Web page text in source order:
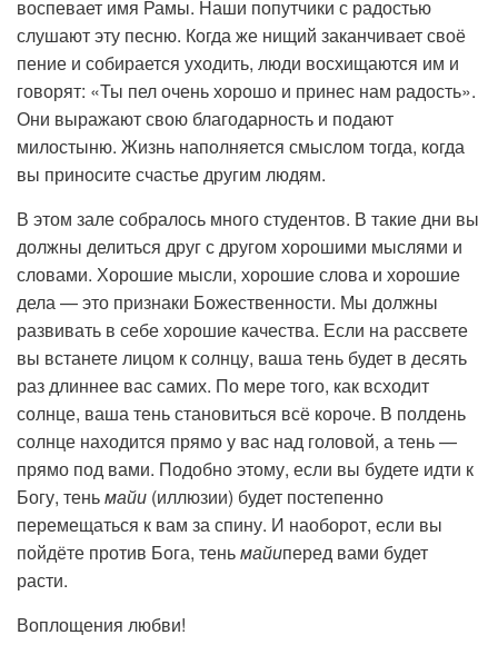
воспевает имя Рамы. Наши попутчики с радостью
слушают эту песню. Когда же нищий заканчивает своё
пение и собирается уходить, люди восхищаются им и
говорят: «Ты пел очень хорошо и принес нам радость».
Они выражают свою благодарность и подают
милостыню. Жизнь наполняется смыслом тогда, когда
вы приносите счастье другим людям.
В этом зале собралось много студентов. В такие дни вы
должны делиться друг с другом хорошими мыслями и
словами. Хорошие мысли, хорошие слова и хорошие
дела — это признаки Божественности. Мы должны
развивать в себе хорошие качества. Если на рассвете
вы встанете лицом к солнцу, ваша тень будет в десять
раз длиннее вас самих. По мере того, как всходит
солнце, ваша тень становиться всё короче. В полдень
солнце находится прямо у вас над головой, а тень —
прямо под вами. Подобно этому, если вы будете идти к
Богу, теньмайи (иллюзии) будет постепенно
перемещаться к вам за спину. И наоборот, если вы
пойдёте против Бога, теньмайиперед вами будет
расти.
Воплощения любви!